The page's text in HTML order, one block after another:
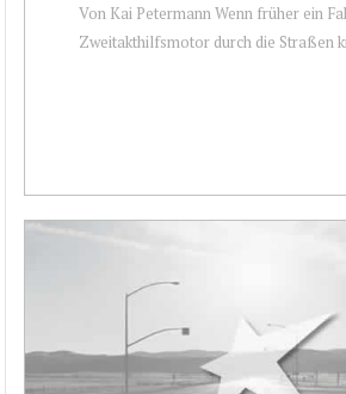
Von Kai Petermann Wenn früher ein
Zweitakthilfsmotor durch die Straßen